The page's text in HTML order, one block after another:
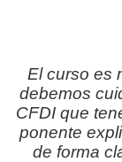
El curso es
debemos
CFDI que
ponente
de forma